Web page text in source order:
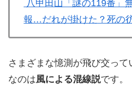
八甲田山「謎の119番」
報…だれが掛けた？死の
さまざまな憶測が飛び交っ
なのは風による混線説です。